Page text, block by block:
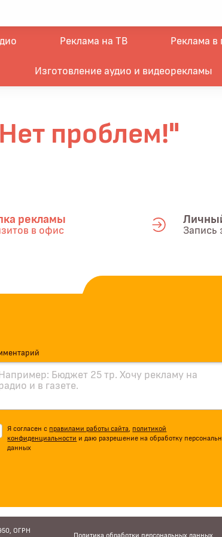
Реклама на ТВ Реклама в
Изготовление аудио и видеорекламы
проблем!"
рекламы
в офис Запись
Я согласен с правилами работы сайта
политикой
конфиденциальности и даю разрешение на обработку
данных
ОГРН
Политика обработки персональных данных